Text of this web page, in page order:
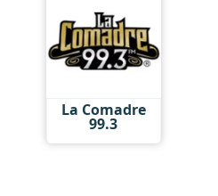
La Comadre
99.3